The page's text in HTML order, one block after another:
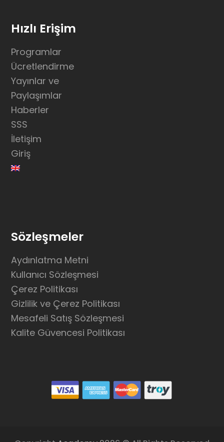
Hızlı Erişim
Programlar
Ücretlendirme
Yayınlar ve
Paylaşımlar
Haberler
SSS
İletişim
Giriş
Sözleşmeler
Aydınlatma Metni
Kullanıcı Sözleşmesi
Çerez Politikası
Gizlilik ve Çerez Politikası
Mesafeli Satış Sözleşmesi
Kalite Güvencesi Politikası